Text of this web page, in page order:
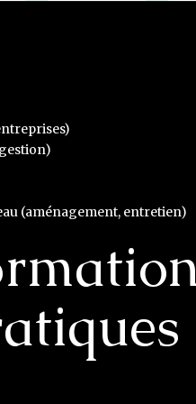
(aménagement, entretien)